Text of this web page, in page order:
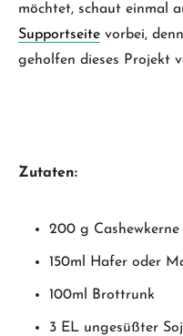
möchtet, schaut einmal
Supportseite vorbei,
geholfen dieses Projekt
Zutaten:
200 g Cashewkerne
150ml Hafer oder
100ml Brottrunk
3 EL ungesüßter